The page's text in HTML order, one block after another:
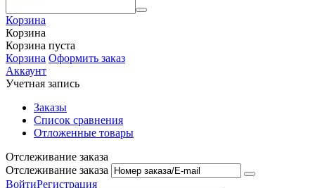
Корзина
Корзина
Корзина пуста
Корзина Оформить заказ
Аккаунт
Учетная запись
Заказы
Список сравнения
Отложенные товары
Отслеживание заказа
Отслеживание заказа
ВойтиРегистрация